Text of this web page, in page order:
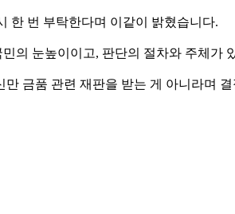
한 번 부탁한다며 이같이 밝혔습니다.
의 눈높이이고, 판단의 절차와 주체가
금품 관련 재판을 받는 게 아니라며